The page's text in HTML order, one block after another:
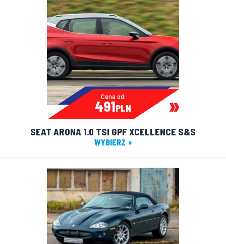
Cena od:
491PLN
SEAT ARONA 1.0 TSI GPF XCELLENCE S&S
WYBIERZ